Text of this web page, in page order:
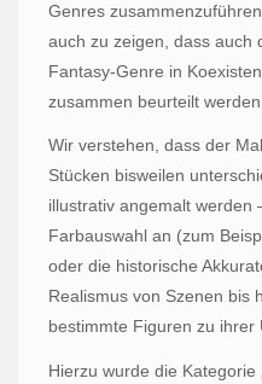
Genres
auch zu zeigen, dass auch
Fantasy-Genre in
zusammen beurteilt
Wir verstehen, dass der
Stücken bisweilen
illustrativ angemalt werden
Farbauswahl an (zum
oder die historische
Realismus von Szenen bis
bestimmte Figuren zu ihrer
Hierzu wurde die Kategorie